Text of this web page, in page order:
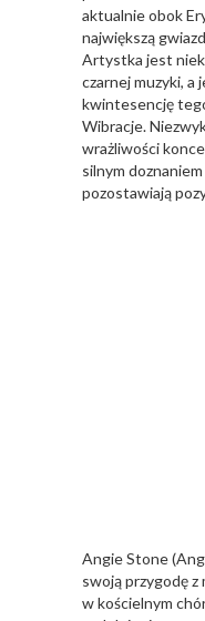
aktualnie obok
największą
Artystka jest
czarnej muzyki,
kwintesencję
Wibracje.
wrażliwości
silnym
pozostawiają
Angie Stone
swoją przygodę z
w kościelnym